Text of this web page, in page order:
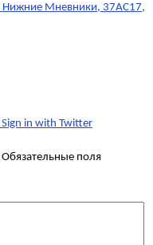
Мневники, 37АС17,
Sign in with Twitter
Обязательные поля